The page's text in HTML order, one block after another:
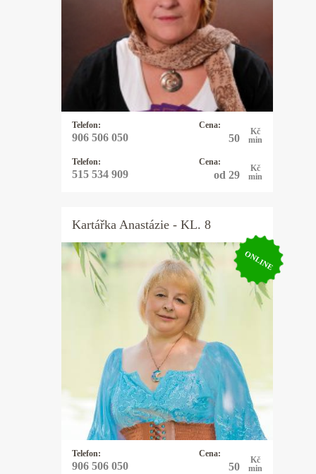
Telefon:
906 506 050
Cena:
50
Kč
min
Telefon:
515 534 909
Cena:
od 29
Kč
min
výklady, rozbor osobnosti a
partnerských vztahů podle data
narození. Pomůžu vám uvědomit si
svůj potenciál. Dodám vám sílu a
odvahu, abyste mohli čelit překážkám
a výzvám ve svém životě.
Kartářka Anastázie - KL. 8
ONLINE
Telefon:
906 506 050
Cena:
50
Kč
min
Kartářka Anastázie
Já Anastázie jsem přišla na tento svět
s darem lásky k lidem. Již jako malá
jsem vnímala duchovní svět. Víly a
andělé byli mými kamarády. Později,
kdy jsem začala viděla různé
souvislosti mezi nebem a zemí, vždy
byli tito duchovní průvodci se mnou.